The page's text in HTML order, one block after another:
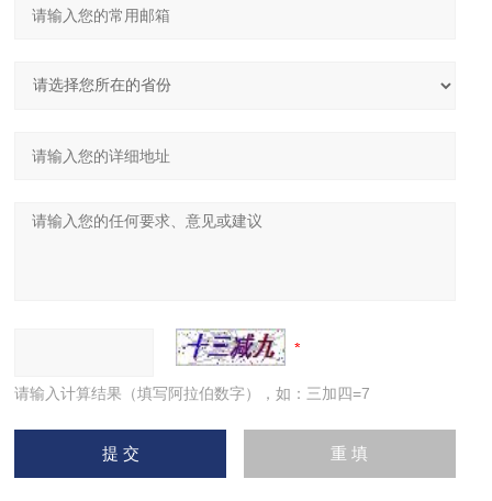
请输入计算结果（填写阿拉伯数字），如：三加四=7